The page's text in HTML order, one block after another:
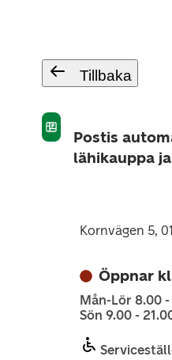
Tillbaka
Postis
lähikauppa
Kornvägen 5,
Öppnar
Mån-Lör 8.00 -
Sön 9.00 -